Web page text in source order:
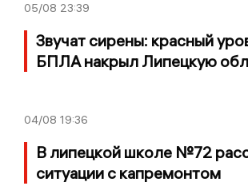
05/08 23:39
Звучат сирены: красный
БПЛА накрыл Липецкую
04/08 19:36
В липецкой школе №72
ситуации с капремонтом